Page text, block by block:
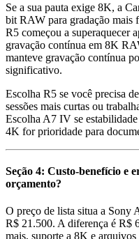
Se a sua pauta exige 8K, a
bit RAW para gradação mais
R5 começou a superaquecer
gravação contínua em 8K
manteve gravação contínua
significativo.
Escolha R5 se você precisa
sessões mais curtas ou
Escolha A7 IV se
4K for prioridade para
Seção 4: Custo-benefício e
orçamento?
O preço de lista situa a Sony
R$ 21.500. A diferença é R$
mais, suporte a 8K e